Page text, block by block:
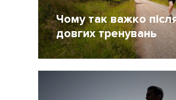
Чому так важко
довгих тренувань